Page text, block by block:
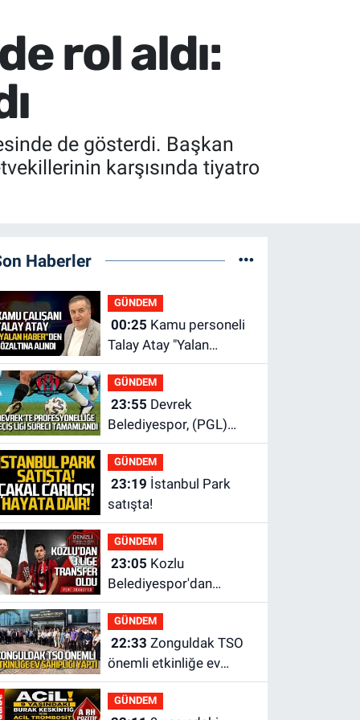
rol aldı:
de gösterdi. Başkan
karşısında tiyatro
Haberler
GÜNDEM
00:25
Talay Atay "Yalan
Haber"den gözaltına
alındı
GÜNDEM
23:55
Belediyespor, (PGL)
sürecini resmi olarak
tamamladı
GÜNDEM
23:19
satışta!
GÜNDEM
23:05
Belediyespor'dan
3.Lig'e transfer oldu
GÜNDEM
22:33
önemli etkinliğe ev
sahipliği yaptı
GÜNDEM